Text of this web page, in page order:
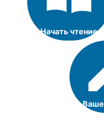
Начать чтение